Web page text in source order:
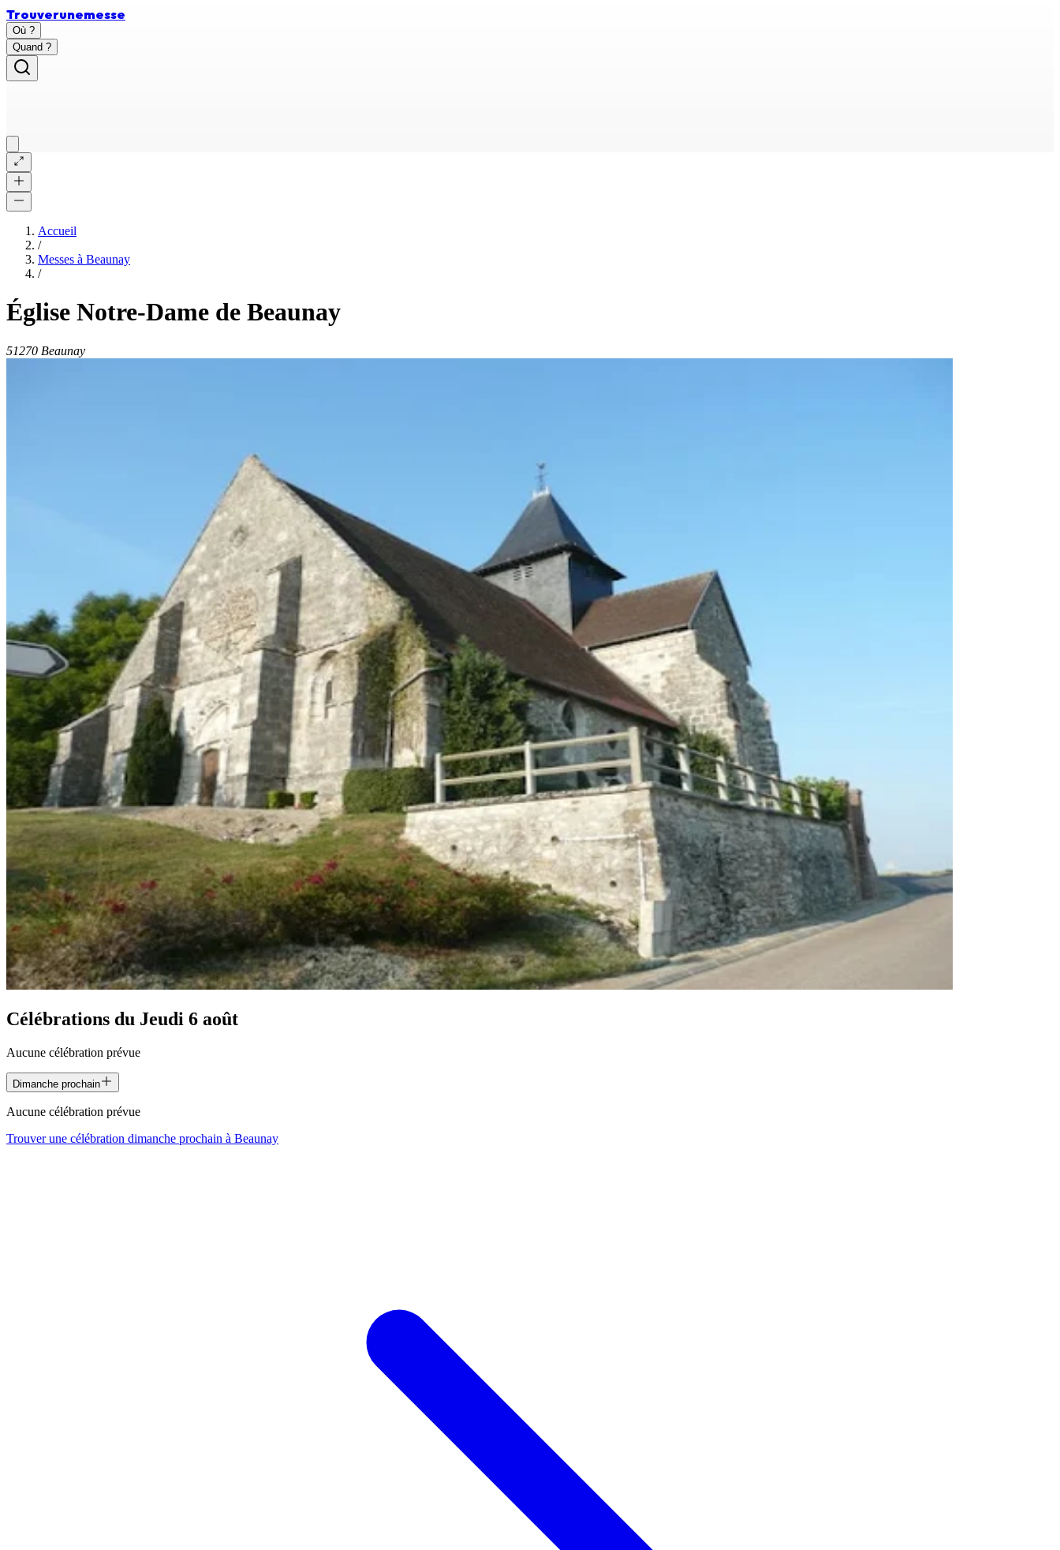
Trouverunemesse
Où ?
Quand ?
Accueil
/
Messes à Beaunay
/
Église Notre-Dame de Beaunay
51270 Beaunay
Célébrations du Jeudi 6 août
Aucune célébration prévue
Dimanche prochain
Aucune célébration prévue
Trouver une célébration dimanche prochain à Beaunay